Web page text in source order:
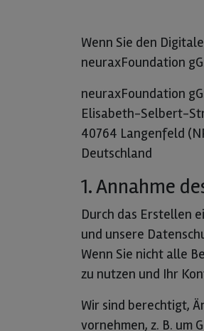
Wenn Sie den
neuraxFoundation
neuraxFoundation
Elisabeth-Selbert-
40764 Langenfeld
Deutschland
1. Annahme
Durch das Erstellen
und unsere
Wenn Sie nicht alle
zu nutzen und Ihr
Wir sind berechtigt,
vornehmen, z. B. um